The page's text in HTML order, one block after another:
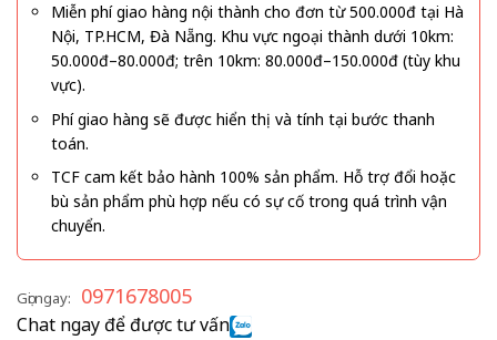
Miễn phí giao hàng nội thành cho đơn từ 500.000đ tại Hà
Nội, TP.HCM, Đà Nẵng. Khu vực ngoại thành dưới 10km:
50.000đ–80.000đ; trên 10km: 80.000đ–150.000đ (tùy khu
vực).
Phí giao hàng sẽ được hiển thị và tính tại bước thanh
toán.
TCF cam kết bảo hành 100% sản phẩm. Hỗ trợ đổi hoặc
bù sản phẩm phù hợp nếu có sự cố trong quá trình vận
chuyển.
Gọi ngay: 0971678005
Chat ngay để được tư vấn